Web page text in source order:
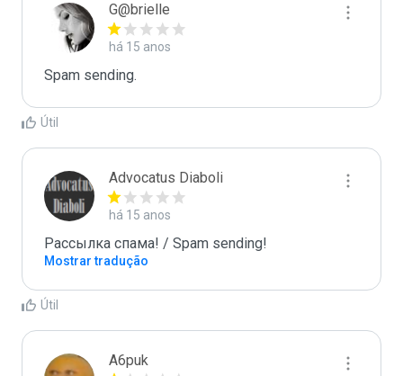
G@brielle
há 15 anos
Spam sending.
Útil
Advocatus Diaboli
há 15 anos
Рассылка спама! / Spam sending!
Mostrar tradução
Útil
A6puk